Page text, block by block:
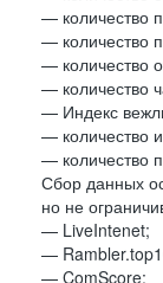
— количество
— количество
— количество
— количество
— Индекс
— количество
— количество
Сбор данных
но не
— LiveIntenet;
—
— ComScore;